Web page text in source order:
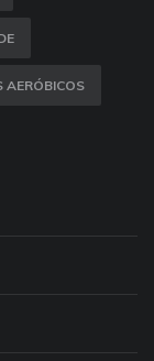
AERÓBICOS